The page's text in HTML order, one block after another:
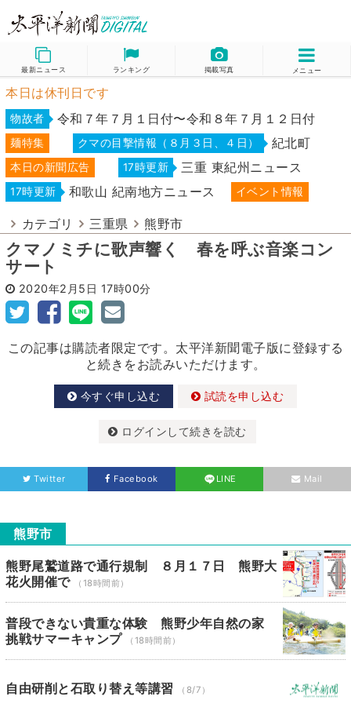
最新ニュース ランキング 掲載写真 メニュー
本日は休刊日です
物故者 令和７年７月１日付〜令和８年７月１２日付
麺特集 クマの目撃情報（８月３日、４日） 紀北町
本日の新聞広告 17時更新 三重 東紀州ニュース
17時更新 和歌山 紀南地方ニュース イベント情報
カテゴリ 三重県 熊野市
クマノミチに歌声響く 春を呼ぶ音楽コン
サート
2020年2月5日 17時00分
この記事は購読者限定です。太平洋新聞電子版に登録する
と続きをお読みいただけます。
今すぐ申し込む 試読を申し込む
ログインして続きを読む
Twitter Facebook LINE Mail
熊野市
熊野尾鷲道路で通行規制 ８月１７日 熊野大
花火開催で
（18時間前）
普段できない貴重な体験 熊野少年自然の家
挑戦サマーキャンプ
（18時間前）
自由研削と石取り替え等講習 （8/7）